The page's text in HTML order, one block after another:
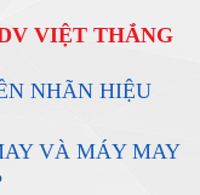
VIỆT THẮNG
NHÃN HIỆU
VÀ MÁY MAY